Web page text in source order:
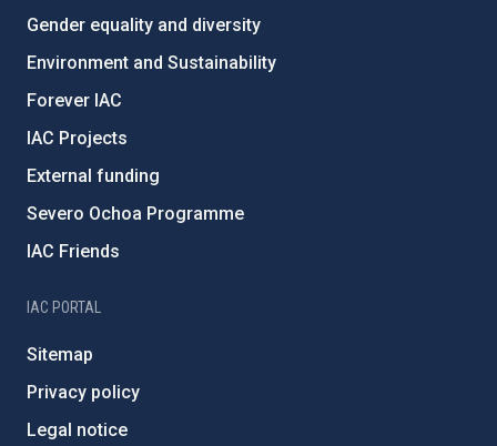
Gender equality and diversity
Environment and Sustainability
Forever IAC
IAC Projects
External funding
Severo Ochoa Programme
IAC Friends
IAC PORTAL
Sitemap
Privacy policy
Legal notice